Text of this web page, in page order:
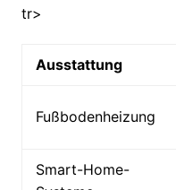
tr>
Ausstattung
Fußbodenheizung
Smart-Home-